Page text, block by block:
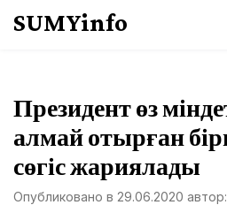
SUMYinfo
Президент өз
алмай отырған
сөгіс жариялады
Опубликовано в 29.06.2020 автор: